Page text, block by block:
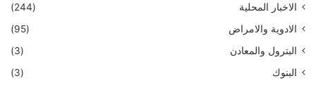
الاخبار المحلية
(244)
الادوية والامراض
(95)
البترول والمعادن
(3)
البنوك
(3)